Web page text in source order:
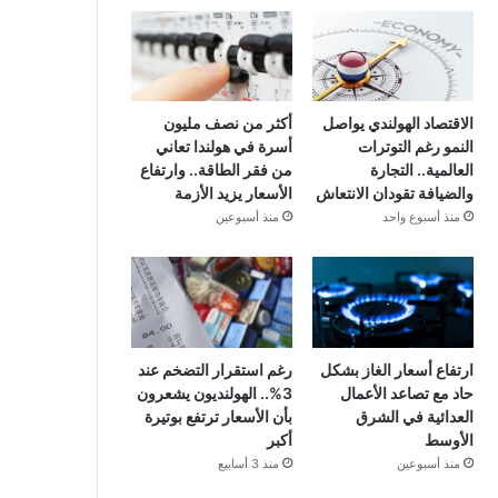
الاقتصاد الهولندي يواصل
النمو رغم التوترات
العالمية.. التجارة
والضيافة تقودان الانتعاش
منذ أسبوع واحد
أكثر من نصف مليون
أسرة في هولندا تعاني
من فقر الطاقة.. وارتفاع
الأسعار يزيد الأزمة
منذ أسبوعين
ارتفاع أسعار الغاز بشكل
حاد مع تصاعد الأعمال
العدائية في الشرق
الأوسط
منذ أسبوعين
رغم استقرار التضخم عند
3%.. الهولنديون يشعرون
بأن الأسعار ترتفع بوتيرة
أكبر
منذ 3 أسابيع